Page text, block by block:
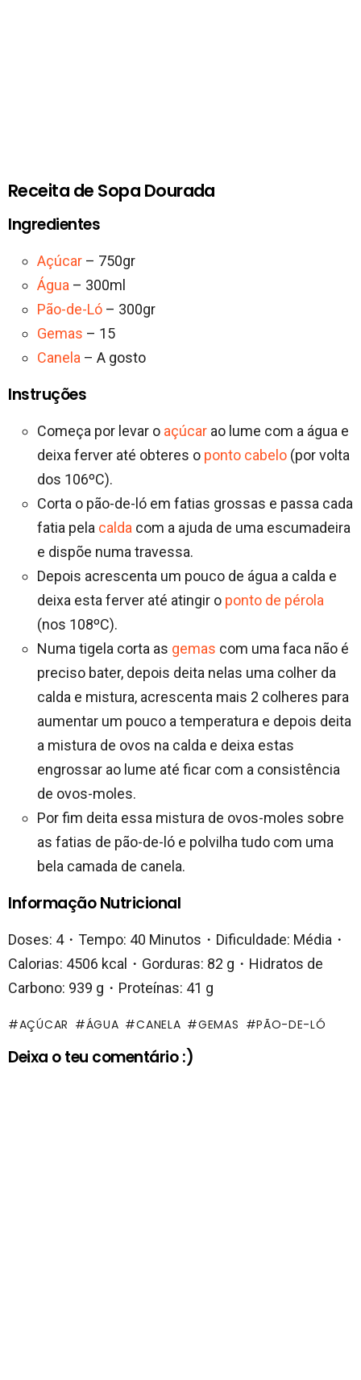
Receita de Sopa Dourada
Ingredientes
Açúcar – 750gr
Água – 300ml
Pão-de-Ló – 300gr
Gemas – 15
Canela – A gosto
Instruções
Começa por levar o açúcar ao lume com a água e
deixa ferver até obteres o ponto cabelo (por volta
dos 106ºC).
Corta o pão-de-ló em fatias grossas e passa cada
fatia pela calda com a ajuda de uma escumadeira
e dispõe numa travessa.
Depois acrescenta um pouco de água a calda e
deixa esta ferver até atingir o ponto de pérola
(nos 108ºC).
Numa tigela corta as gemas com uma faca não é
preciso bater, depois deita nelas uma colher da
calda e mistura, acrescenta mais 2 colheres para
aumentar um pouco a temperatura e depois deita
a mistura de ovos na calda e deixa estas
engrossar ao lume até ficar com a consistência
de ovos-moles.
Por fim deita essa mistura de ovos-moles sobre
as fatias de pão-de-ló e polvilha tudo com uma
bela camada de canela.
Informação Nutricional
Doses: 4・Tempo: 40 Minutos・Dificuldade: Média・
Calorias: 4506 kcal・Gorduras: 82 g・Hidratos de
Carbono: 939 g・Proteínas: 41 g
AÇÚCAR ÁGUA CANELA GEMAS PÃO-DE-LÓ
Deixa o teu comentário :)